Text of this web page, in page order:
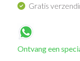
Gratis
Ontvang een